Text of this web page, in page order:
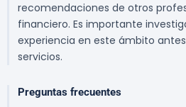
recomendaciones de otros
financiero. Es importante
experiencia en este ámbito
servicios.
Preguntas frecuentes